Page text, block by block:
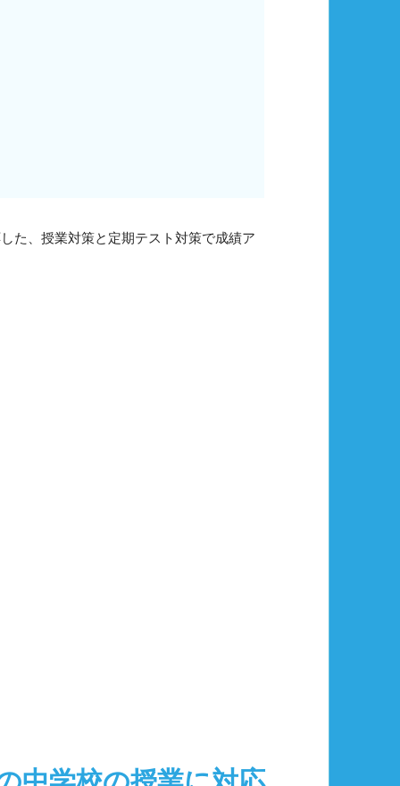
た、授業対策と定期テスト対策で成績ア